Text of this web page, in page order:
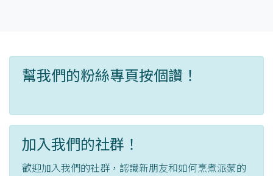
幫我們的粉絲專頁按個讚！
加入我們的社群！
歡迎加入我們的社群，認識新朋友和如何烹煮派蒙的